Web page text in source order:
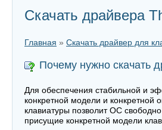
Скачать драйвера
Главная » Скачать драйвер для
Почему нужно скачать
Для обеспечения стабильной и
конкретной модели и конкретной
клавиатуры позволит ОС
присущие конкретной модели